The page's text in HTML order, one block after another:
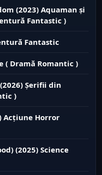
(2023) Aquaman și
Fantastic )
Fantastic
( Dramă Romantic )
Șerifii din
)
Acțiune Horror
(2025) Science